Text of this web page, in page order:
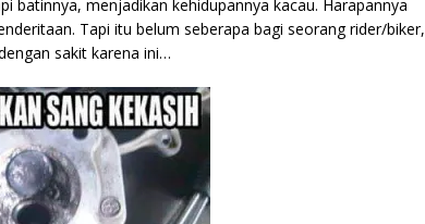
batinnya, menjadikan kehidupannya kacau. Harapannya
Tapi itu belum seberapa bagi seorang rider/biker,
sakit karena ini…